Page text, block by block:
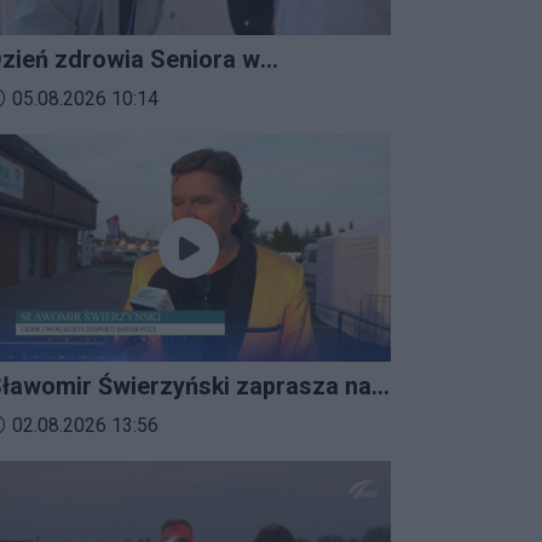
zdrowia Seniora w
dodania materiału wideo:
05.08.2026 10:14
Świerzyński zaprasza na
2026
dodania materiału wideo:
02.08.2026 13:56